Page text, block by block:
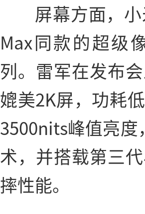
屏幕方面，
Max同款的超级
列。雷军在发布
媲美2K屏，功耗
3500nits峰值亮度
术，并搭载第三
摔性能。